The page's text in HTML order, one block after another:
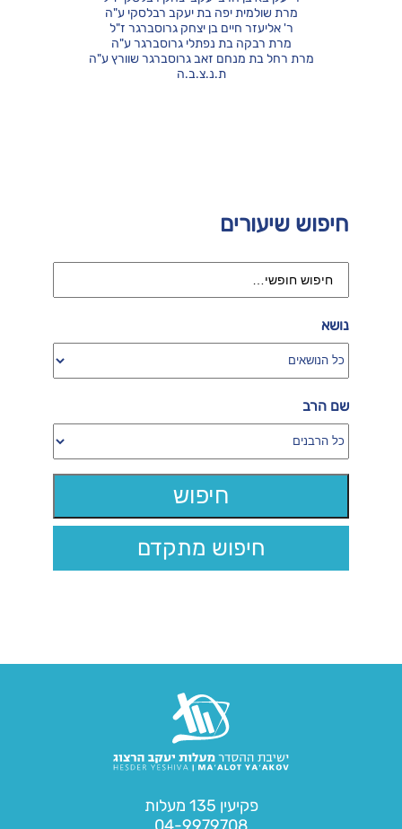
חיפוש שיעורים
נושא
שם הרב
חיפוש מתקדם
מרת שולמית יפה בת יעקב רבלסקי ע"ה
ר' אליעזר חיים בן יצחק גרוסברגר ז"ל
מרת רבקה בת נפתלי גרוסברגר ע"ה
מרת רחל בת מנחם זאב גרוסברגר שוורץ ע"ה
ת.נ.צ.ב.ה
פקיעין 135 מעלות